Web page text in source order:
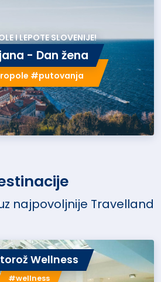
I LEPOTE SLOVENIJE!
- Dan žena
#putovanja
najpovoljnije Travelland
Wellness
#wellness